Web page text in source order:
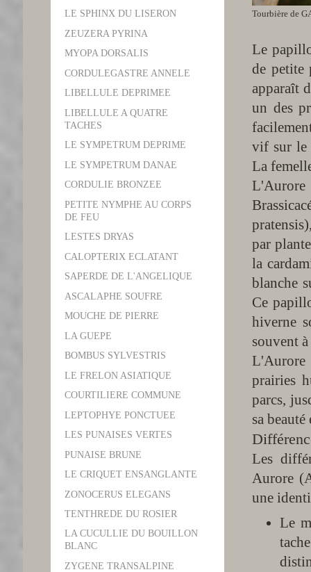
Tourbière de
Le
de petite
apparaît
un des
vif sur le
La
par
la
blanche
Ce
hiverne
souvent
prairies
parcs,
sa
Les
Aurore
une
Le
LE SPHINX DU LISERON
ZEUZERA PYRINA
MYOPA DORSALIS
CORDULEGASTRE ANNELE
LIBELLULE DEPRIMEE
LIBELLULE A QUATRE
TACHES
LE SYMPETRUM DEPRIME
LE SYMPETRUM DANAE
CORDULIE BRONZEE
PETITE NYMPHE AU CORPS
DE FEU
LESTES DRYAS
CALOPTERIX ECLATANT
SAPERDE DE L'ANGELIQUE
ASCALAPHE SOUFRE
MOUCHE DE PIERRE
LA GUEPE
BOMBUS SYLVESTRIS
LE FRELON ASIATIQUE
COURTILIERE COMMUNE
LEPTOPHYE PONCTUEE
LES PUNAISES VERTES
PUNAISE BRUNE
LE CRIQUET ENSANGLANTE
ZONOCERUS ELEGANS
TENTHREDE DU ROSIER
LA CUCULLIE DU BOUILLON
BLANC
ZYGENE TRANSALPINE